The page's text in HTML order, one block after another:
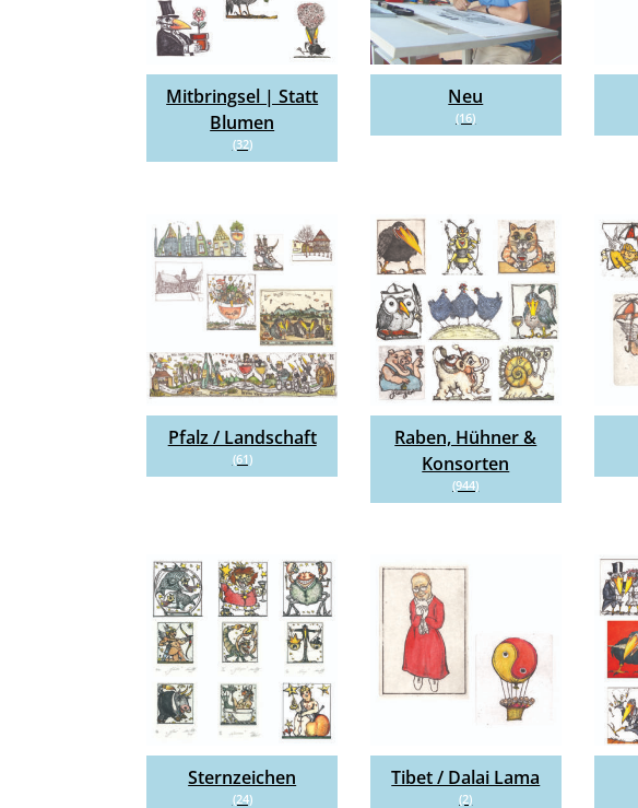
Mitbringsel | Statt
Blumen
(32)
Neu
(16)
Pfalz / Landschaft
(61)
Raben, Hühner &
Konsorten
(944)
Sternzeichen
(24)
Tibet / Dalai Lama
(2)